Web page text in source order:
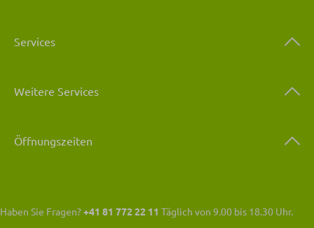
Services
Weitere Services
Öffnungszeiten
Haben Sie Fragen?+41 81 772 22 11 Täglich von 9.00 bis 18.30 Uhr.